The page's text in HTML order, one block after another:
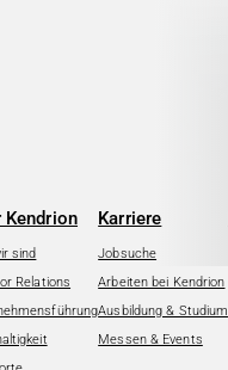
Kendrion
sind
Relations
Karriere
Jobsuche
Arbeiten bei Kendrion
Ausbildung & Studium
Messen & Events